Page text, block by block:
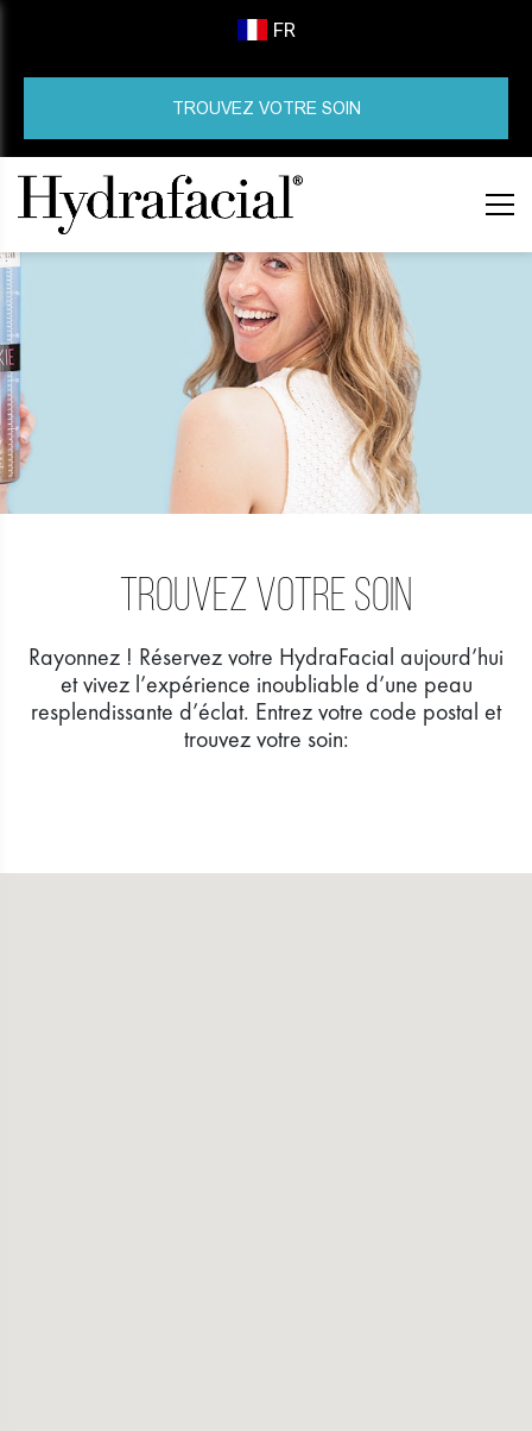
FR
TROUVEZ VOTRE SOIN
Trouvez votre soin
Rayonnez ! Réservez votre HydraFacial aujourd’hui
et vivez l’expérience inoubliable d’une peau
resplendissante d’éclat. Entrez votre code postal et
trouvez votre soin: